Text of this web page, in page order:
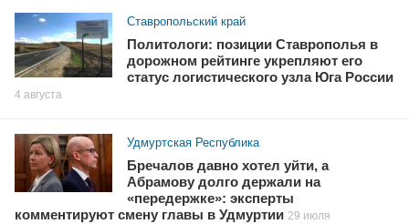
Ставропольский край
Политологи: позиции Ставрополья в
дорожном рейтинге укрепляют его
статус логистического узла Юга России
4 августа
Удмуртская Республика
Бречалов давно хотел уйти, а
Абрамову долго держали на
«передержке»: эксперты
комментируют смену главы в Удмуртии 29 июля